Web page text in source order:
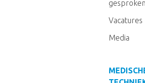
gesproken
Vacatures
Media